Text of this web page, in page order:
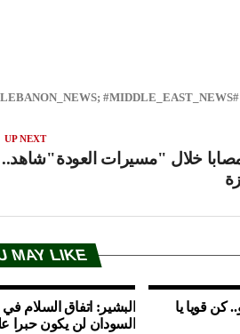
#LEBANON_NEWS; #MIDDLE_EAST_NEWS
UP NEXT
و220 مصابا خلال "مسيرات العودة"
MAY LIKE
قويا يا
البشير: اتفاق السلام
السودان لن يكون حبرا